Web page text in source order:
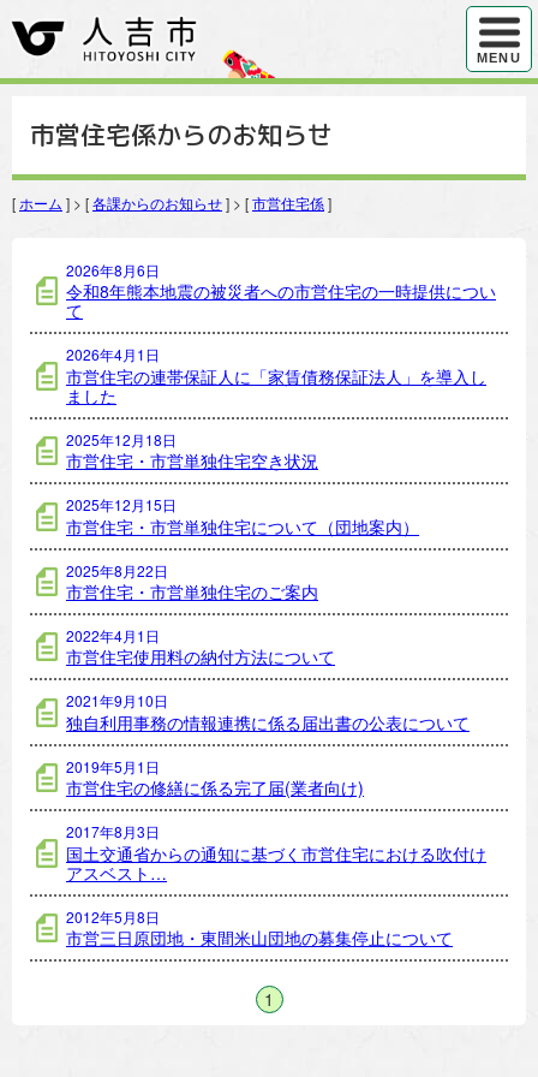
ハンバ
MENU
市営住宅係からのお知らせ
[ ホーム ] > [各課からのお知らせ] > [市営住宅係]
市営住宅係の記事一覧
2026年8月6日
令和8年熊本地震の被災者への市営住宅の一時提供につい
て
2026年4月1日
市営住宅の連帯保証人に「家賃債務保証法人」を導入し
ました
2025年12月18日
市営住宅・市営単独住宅空き状況
2025年12月15日
市営住宅・市営単独住宅について（団地案内）
2025年8月22日
市営住宅・市営単独住宅のご案内
2022年4月1日
市営住宅使用料の納付方法について
2021年9月10日
独自利用事務の情報連携に係る届出書の公表について
2019年5月1日
市営住宅の修繕に係る完了届(業者向け)
2017年8月3日
国土交通省からの通知に基づく市営住宅における吹付け
アスベスト…
2012年5月8日
市営三日原団地・東間米山団地の募集停止について
1